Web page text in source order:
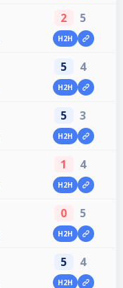
2 5
H2H
5 4
H2H
5 3
H2H
1 4
H2H
0 5
H2H
5 4
H2H